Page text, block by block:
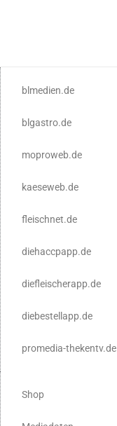
blmedien.de
blgastro.de
moproweb.de
kaeseweb.de
fleischnet.de
diehaccpapp.de
diefleischerapp.de
diebestellapp.de
promedia-thekentv.de
Shop